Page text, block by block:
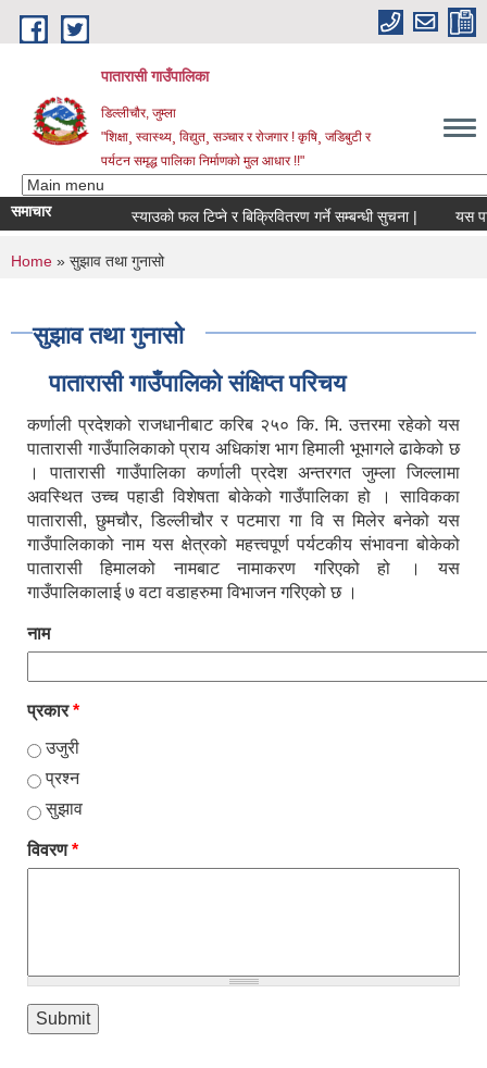
Skip to main content
पातारासी गाउँपालिका
डिल्लीचौर, जुम्ला
"शिक्षा¸ स्वास्थ्य¸ विद्युत¸ सञ्चार र रोजगार ! कृषि¸ जडिबुटी र
पर्यटन समृद्ध पालिका निर्माणको मुल आधार !!"
समाचार स्याउको फल टिप्ने र बिक्रिवितरण गर्ने सम्बन्धी सुचना | यस
You are here
Home » सुझाव तथा गुनासो
सुझाव तथा गुनासो
पातारासी गाउँपालिको संक्षिप्त परिचय
कर्णाली प्रदेशको राजधानीबाट करिब २५० कि. मि. उत्तरमा रहेको यस
पातारासी गाउँपालिकाको प्राय अधिकांश भाग हिमाली भूभागले ढाकेको छ
। पातारासी गाउँपालिका कर्णाली प्रदेश अन्तरगत जुम्ला जिल्लामा
अवस्थित उच्च पहाडी विशेषता बोकेको गाउँपालिका हो । साविकका
पातारासी, छुमचौर, डिल्लीचौर र पटमारा गा वि स मिलेर बनेको यस
गाउँपालिकाको नाम यस क्षेत्रको महत्त्वपूर्ण पर्यटकीय संभावना बोकेको
पातारासी हिमालको नामबाट नामाकरण गरिएको हो । यस
गाउँपालिकालाई ७ वटा वडाहरुमा विभाजन गरिएको छ ।
नाम
प्रकार*
उजुरी
प्रश्न
सुझाव
विवरण*